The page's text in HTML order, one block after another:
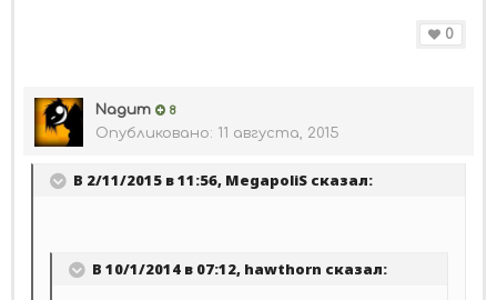
0
Nagum 8
Опубликовано: 11 августа, 2015
В 2/11/2015 в 11:56, MegapoliS сказал:
В 10/1/2014 в 07:12, hawthorn сказал: